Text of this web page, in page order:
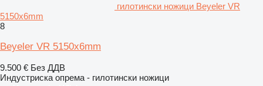
гилотински ножици Beyeler VR
5150x6mm
8
Beyeler VR 5150x6mm
9.500 € Без ДДВ
Индустриска опрема - гилотински ножици